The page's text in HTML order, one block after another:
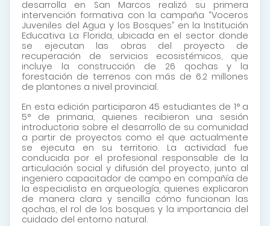
desarrolla en San Marcos realizó su primera
intervención formativa con la campaña “Voceros
Juveniles del Agua y los Bosques” en la Institución
Educativa La Florida, ubicada en el sector donde
se ejecutan las obras del proyecto de
recuperación de servicios ecosistémicos, que
incluye la construcción de 26 qochas y la
forestación de terrenos con más de 6.2 millones
de plantones a nivel provincial.
En esta edición participaron 45 estudiantes de 1° a
5° de primaria, quienes recibieron una sesión
introductoria sobre el desarrollo de su comunidad
a partir de proyectos como el que actualmente
se ejecuta en su territorio. La actividad fue
conducida por el profesional responsable de la
articulación social y difusión del proyecto, junto al
ingeniero capacitador de campo en compañía de
la especialista en arqueología, quienes explicaron
de manera clara y sencilla cómo funcionan las
qochas, el rol de los bosques y la importancia del
cuidado del entorno natural.